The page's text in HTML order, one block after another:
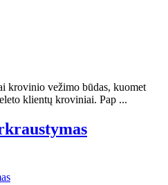
krovinio vežimo būdas, kuomet
klientų kroviniai. Pap ...